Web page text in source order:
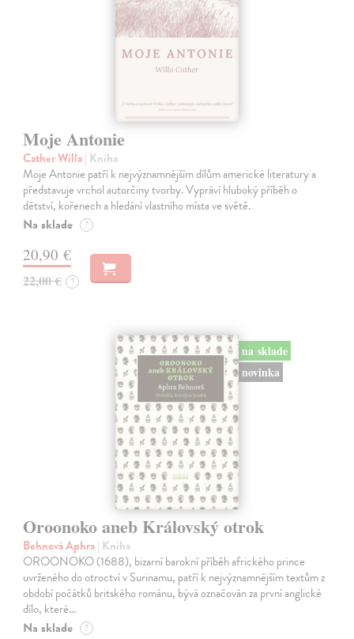
Moje Antonie
Cather Willa| Kniha
Moje Antonie patří k nejvýznamnějším dílům americké literatury a
představuje vrchol autorčiny tvorby. Vypráví hluboký příběh o
dětství, kořenech a hledání vlastního místa ve světě.
Na sklade ?
20,90 €
22,00 € ?
na sklade
novinka
Oroonoko aneb Královský otrok
Behnová Aphra| Kniha
OROONOKO (1688), bizarní barokní příběh afrického prince
uvrženého do otroctví v Surinamu, patří k nejvýznamnějším textům z
období počátků britského románu, bývá označován za první anglické
dílo, které…
Na sklade ?